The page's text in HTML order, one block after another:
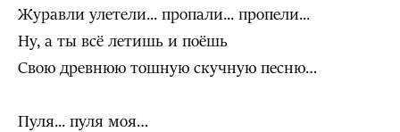
Журавли улетели... пропали... пропели...
Ну, а ты всё летишь и поёшь
Свою древнюю тошную скучную песню…
Пуля... пуля моя…